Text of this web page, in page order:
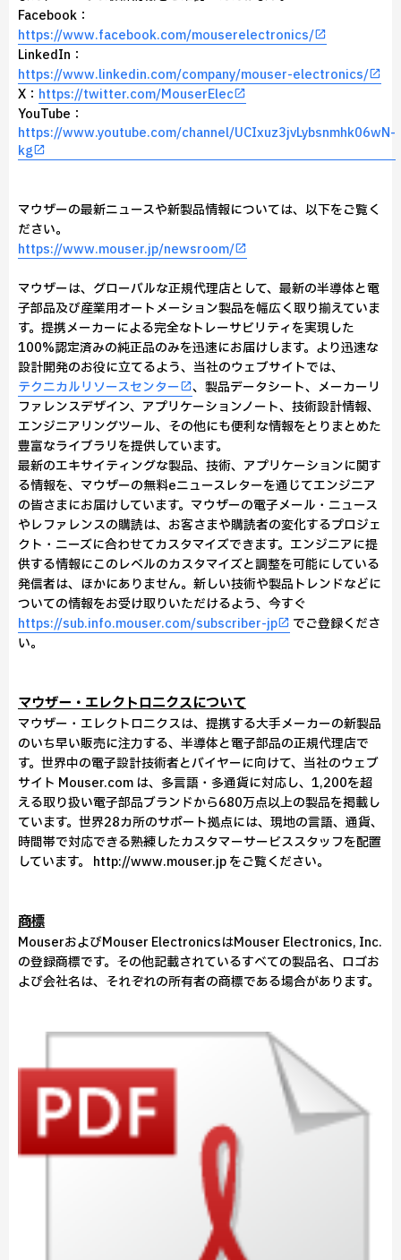
Facebook：
https://www.facebook.com/mouserelectronics/
LinkedIn：
https://www.linkedin.com/company/mouser-electronics/
X： https://twitter.com/MouserElec
YouTube：
https://www.youtube.com/channel/UCIxuz3jvLybsnmhk06wN-
kg
マウザーの最新ニュースや新製品情報については、以下をご覧く
ださい。
https://www.mouser.jp/newsroom/
マウザーは、グローバルな正規代理店として、最新の半導体と電
子部品及び産業用オートメーション製品を幅広く取り揃えていま
す。提携メーカーによる完全なトレーサビリティを実現した
100%認定済みの純正品のみを迅速にお届けします。より迅速な
設計開発のお役に立てるよう、当社のウェブサイトでは、
テクニカルリソースセンター
、製品データシート、メーカーリ
ファレンスデザイン、アプリケーションノート、技術設計情報、
エンジニアリングツール、その他にも便利な情報をとりまとめた
豊富なライブラリを提供しています。
最新のエキサイティングな製品、技術、アプリケーションに関す
る情報を、マウザーの無料eニュースレターを通じてエンジニア
の皆さまにお届けしています。マウザーの電子メール・ニュース
やレファレンスの購読は、お客さまや購読者の変化するプロジェ
クト・ニーズに合わせてカスタマイズできます。エンジニアに提
供する情報にこのレベルのカスタマイズと調整を可能にしている
発信者は、ほかにありません。新しい技術や製品トレンドなどに
ついての情報をお受け取りいただけるよう、今すぐ
https://sub.info.mouser.com/subscriber-jp
でご登録くださ
い。
マウザー・エレクトロニクスについて
マウザー・エレクトロニクスは、提携する大手メーカーの新製品
のいち早い販売に注力する、半導体と電子部品の正規代理店で
す。世界中の電子設計技術者とバイヤーに向けて、当社のウェブ
サイト Mouser.com は、多言語・多通貨に対応し、1,200を超
える取り扱い電子部品ブランドから680万点以上の製品を掲載し
ています。世界28カ所のサポート拠点には、現地の言語、通貨、
時間帯で対応できる熟練したカスタマーサービススタッフを配置
しています。 http://www.mouser.jp をご覧ください。
商標
MouserおよびMouser ElectronicsはMouser Electronics, Inc.
の登録商標です。その他記載されているすべての製品名、ロゴお
よび会社名は、それぞれの所有者の商標である場合があります。